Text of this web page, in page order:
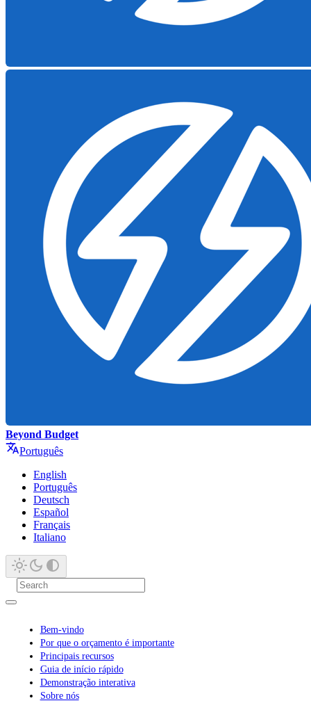
Beyond Budget
Português
English
Português
Deutsch
Español
Français
Italiano
Bem-vindo
Por que o orçamento é importante
Principais recursos
Guia de início rápido
Demonstração interativa
Sobre nós